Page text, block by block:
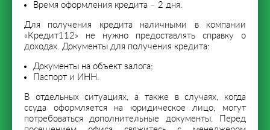
Время оформления кредита – 2 дня.
Для получения кредита наличными в компании
«Кредит112» не нужно предоставлять справку о
доходах. Документы для получения кредита:
Документы на объект залога;
Паспорт и ИНН.
В отдельных ситуациях, а также в случаях, когда
ссуда оформляется на юридическое лицо, могут
потребоваться дополнительные документы. Перед